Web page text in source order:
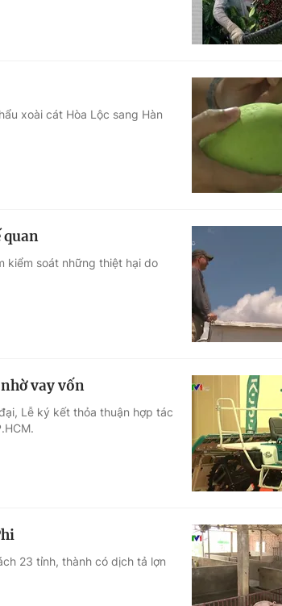
xoài cát Hòa Lộc sang Hàn
quan
kiểm soát những thiệt hại do
vay vốn
Lễ ký kết thỏa thuận hợp tác
23 tỉnh, thành có dịch tả lợn